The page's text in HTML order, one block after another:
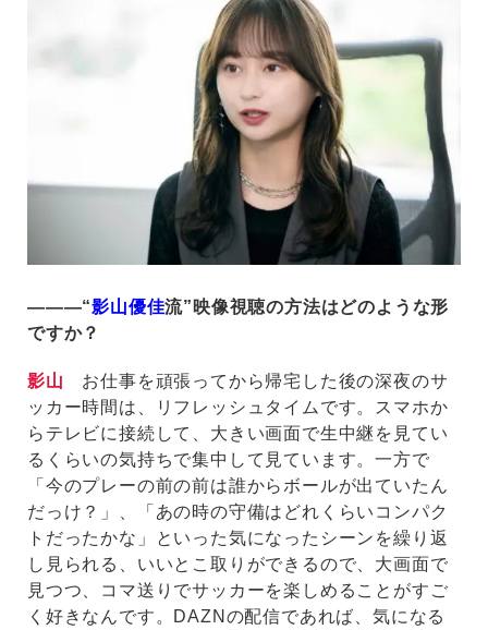
―――“影山優佳流”映像視聴の方法はどのような形
ですか？
影山 お仕事を頑張ってから帰宅した後の深夜のサ
ッカー時間は、リフレッシュタイムです。スマホか
らテレビに接続して、大きい画面で生中継を見てい
るくらいの気持ちで集中して見ています。一方で
「今のプレーの前の前は誰からボールが出ていたん
だっけ？」、「あの時の守備はどれくらいコンパク
トだったかな」といった気になったシーンを繰り返
し見られる、いいとこ取りができるので、大画面で
見つつ、コマ送りでサッカーを楽しめることがすご
く好きなんです。DAZNの配信であれば、気になる